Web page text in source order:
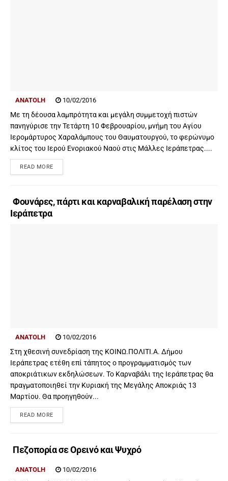
ANATOLH 10/02/2016
Με τη δέουσα λαμπρότητα και μεγάλη συμμετοχή πιστών
πανηγύρισε την Τετάρτη 10 Φεβρουαρίου, μνήμη του Αγίου
Ιερομάρτυρος Χαραλάμπους του Θαυματουργού, το φερώνυμο
κλίτος του Ιερού Ενοριακού Ναού στις Μάλλες Ιεράπετρας....
READ MORE
Φουνάρες, πάρτι και καρναβαλική παρέλαση στην
Ιεράπετρα
ANATOLH 10/02/2016
Στη χθεσινή συνεδρίαση της ΚΟΙΝΩ.ΠΟΛΙΤΙ.Α. Δήμου
Ιεράπετρας ετέθη επί τάπητος ο προγραμματισμός των
αποκριάτικων εκδηλώσεων. Το Καρναβάλι της Ιεράπετρας θα
πραγματοποιηθεί την Κυριακή της Μεγάλης Αποκριάς 13
Μαρτίου. Θα προηγηθούν...
READ MORE
Πεζοπορία σε Ορεινό και Ψυχρό
ANATOLH 10/02/2016